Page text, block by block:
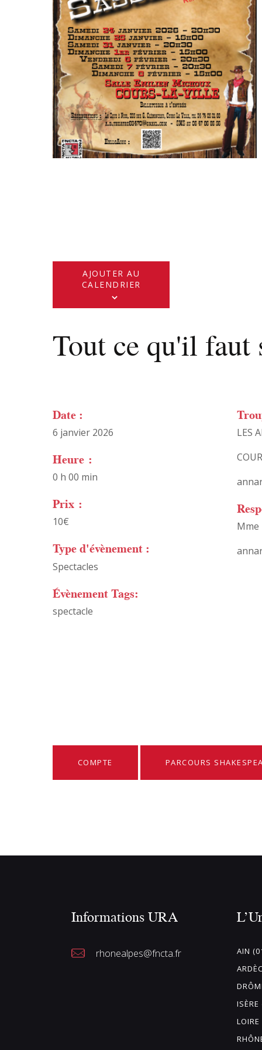
AJOUTER AU
CALENDRIER
Tout ce qu'il faut
Date :
6 janvier 2026
Heure :
0 h 00 min
Prix :
10€
Type d'évènement :
Spectacles
Évènement Tags:
spectacle
LES
Mme
COMPTE PARCOURS
Informations URA
rhonealpes@fncta.fr
AIN
ISÈRE